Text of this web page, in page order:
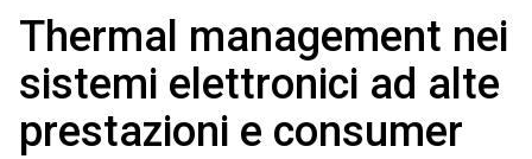
Thermal management nei
sistemi elettronici ad alte
prestazioni e consumer